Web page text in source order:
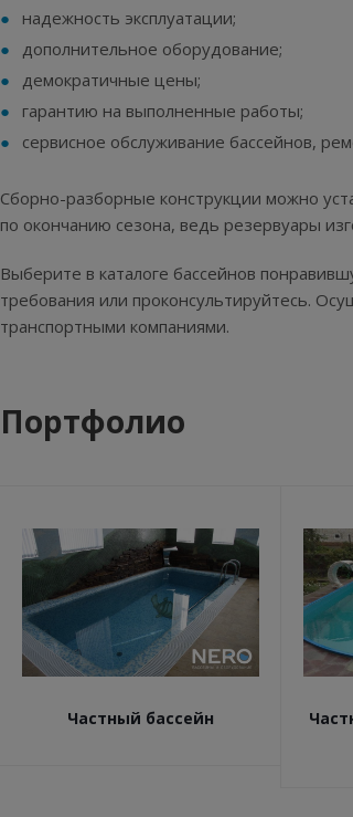
надежность эксплуатации;
дополнительное оборудование;
демократичные цены;
гарантию на выполненные работы;
сервисное обслуживание бассейнов,
Сборно-разборные конструкции можно
по окончанию сезона, ведь резервуары
Выберите в каталоге бассейнов
требования или проконсультируйтесь.
транспортными компаниями.
Портфолио
Частный бассейн